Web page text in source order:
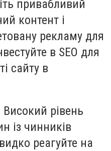
привабливий
контент і
рекламу для
в SEO для
сайту в
Високий рівень
із чинників
реагуйте на